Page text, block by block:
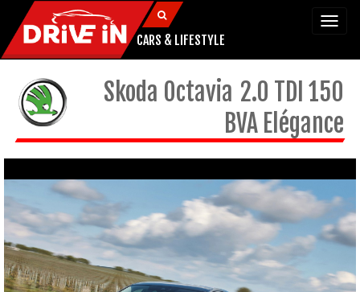
CARS & LIFESTYLE
Skoda Octavia 2.0 TDI 150
BVA Elégance